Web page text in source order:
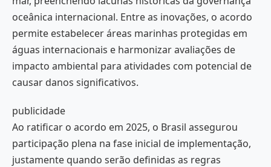
oceânica internacional. Entre as inovações, o acordo
permite estabelecer áreas marinhas protegidas em
águas internacionais e harmonizar avaliações de
impacto ambiental para atividades com potencial de
causar danos significativos.
publicidade
Ao ratificar o acordo em 2025, o Brasil assegurou
participação plena na fase inicial de implementação,
justamente quando serão definidas as regras